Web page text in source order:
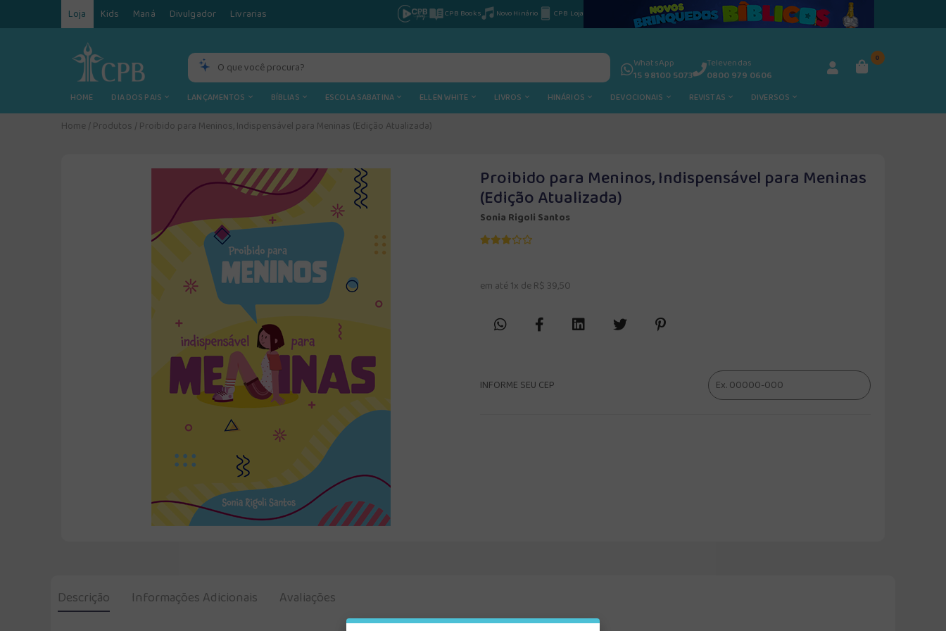
Loja Kids Maná Divulgador Livrarias CPB Books Novo Hinário CPB Loja
WhatsApp
15 98100 5073
Televendas
0800 979 0606
0
HOME DIA DOS PAIS LANÇAMENTOS BÍBLIAS ESCOLA SABATINA ELLEN WHITE LIVROS HINÁRIOS DEVOCIONAIS REVISTAS DIVERSOS
Home /Produtos /Proibido para Meninos, Indispensável para Meninas (Edição Atualizada)
Proibido para Meninos, Indispensável para Meninas
(Edição Atualizada)
Sonia Rigoli Santos
em até 1x de R$ 39,50
INFORME SEU CEP
Descrição Informações Adicionais Avaliações